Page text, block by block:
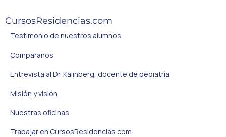
CursosResidencias.com
Testimonio de nuestros alumnos
Comparanos
Entrevista al Dr. Kalinberg, docente de pediatría
Misión y visión
Nuestras oficinas
Trabajar en CursosResidencias.com